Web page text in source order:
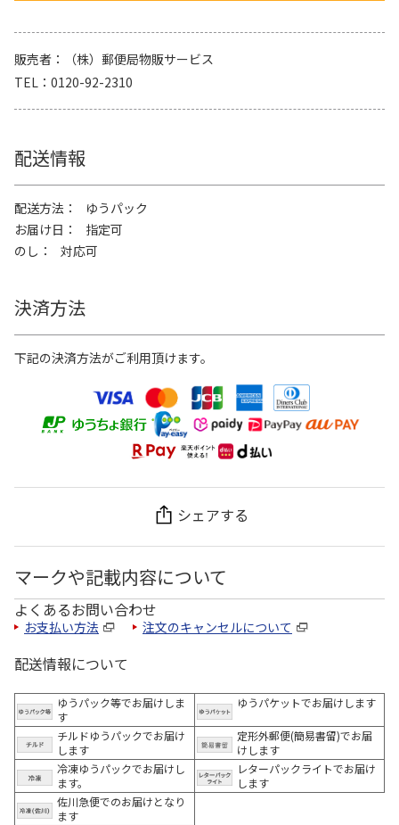
販売者
（株）郵便局物販サービス
TEL
0120-92-2310
配送情報
配送方法
ゆうパック
お届け日
指定可
のし
対応可
決済方法
下記の決済方法がご利用頂けます。
シェアする
マークや記載内容について
よくあるお問い合わせ
お支払い方法 注文のキャンセルについて
配送情報について
ゆうパック等でお届けしま
す
ゆうパケットでお届けします
チルドゆうパックでお届け
します
定形外郵便(簡易書留)でお届
けします
冷凍ゆうパックでお届けし
ます。
レターパックライトでお届け
します
佐川急便でのお届けとなり
ます